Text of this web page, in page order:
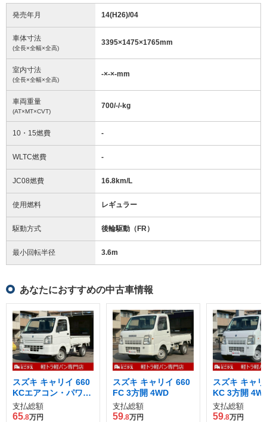
発売年月 14(H26)/04
車体寸法
(全長×全幅×全高)
3395×1475×1765mm
室内寸法
(全長×全幅×全高)
-×-×-mm
車両重量
(AT×MT×CVT)
700/-/-kg
10・15燃費 -
WLTC燃費 -
JC08燃費 16.8km/L
使用燃料 レギュラー
駆動方式 後輪駆動（FR）
最小回転半径 3.6m
あなたにおすすめの中古車情報
スズキ キャリイ 660
KCエアコン・パワス
テ 3方開
支払総額
65.8万円
スズキ キャリイ 660
FC 3方開 4WD
支払総額
59.8万円
スズキ キャ
KC 3方開
支払総額
59.8万円